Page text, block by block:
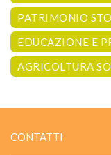
PATRIMONIO
EDUCAZIONE E
AGRICOLTURA
CONTATTI